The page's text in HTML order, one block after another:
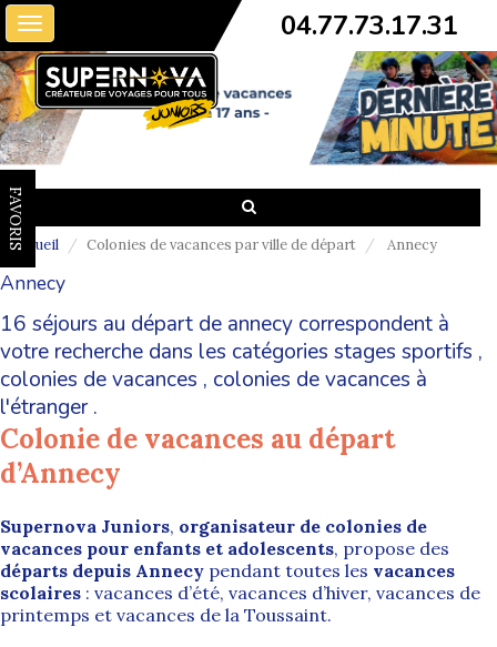
Toggle
navigation
04.77.73.17.31
FAVORIS
Accueil Colonies de vacances par ville de départ Annecy
Annecy
16 séjours au départ de annecy correspondent à
votre recherche dans les catégories stages sportifs ,
colonies de vacances , colonies de vacances à
l'étranger.
Colonie de vacances au départ
d’Annecy
Supernova Juniors, organisateur de colonies de
vacances pour enfants et adolescents, propose des
départs depuis Annecy pendant toutes les vacances
scolaires : vacances d’été, vacances d’hiver, vacances de
printemps et vacances de la Toussaint.